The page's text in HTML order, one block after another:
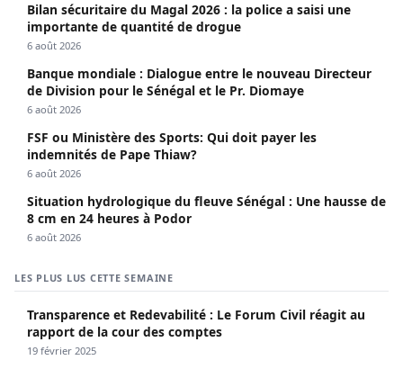
Bilan sécuritaire du Magal 2026 : la police a saisi une
importante de quantité de drogue
6 août 2026
Banque mondiale : Dialogue entre le nouveau Directeur
de Division pour le Sénégal et le Pr. Diomaye
6 août 2026
FSF ou Ministère des Sports: Qui doit payer les
indemnités de Pape Thiaw?
6 août 2026
Situation hydrologique du fleuve Sénégal : Une hausse de
8 cm en 24 heures à Podor
6 août 2026
LES PLUS LUS CETTE SEMAINE
Transparence et Redevabilité : Le Forum Civil réagit au
rapport de la cour des comptes
19 février 2025